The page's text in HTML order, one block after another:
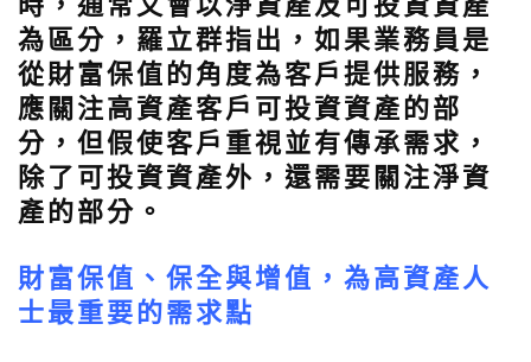
為區分，羅立群指出，如果業務員是
從財富保值的角度為客戶提供服務，
應關注高資產客戶可投資資產的部
分，但假使客戶重視並有傳承需求，
除了可投資資產外，還需要關注淨資
產的部分。
財富保值、保全與增值，為高資產人
士最重要的需求點